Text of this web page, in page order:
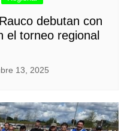
debutan con
el torneo regional
13, 2025